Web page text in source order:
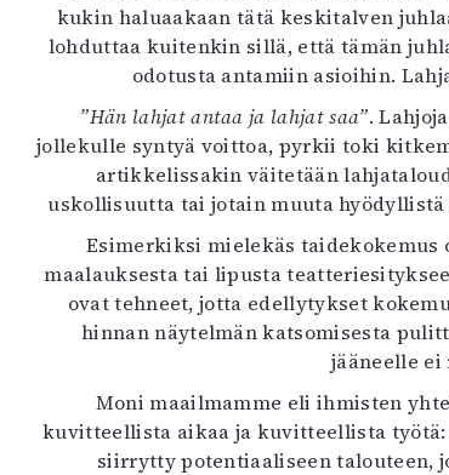
kukin haluaakaan tätä keskitalven
lohduttaa kuitenkin sillä, että tämän
odotusta antamiin asioihin.
”Hän lahjat antaa ja lahjat saa”.
jollekulle syntyä voittoa, pyrkii toki
artikkelissakin väitetään
uskollisuutta tai jotain muuta hyödyllistä
Esimerkiksi mielekäs taidekokemus
maalauksesta tai lipusta
ovat tehneet, jotta edellytykset
hinnan näytelmän katsomisesta
jääneelle
Moni maailmamme eli ihmisten
kuvitteellista aikaa ja kuvitteellista työtä:
siirrytty potentiaaliseen talouteen,